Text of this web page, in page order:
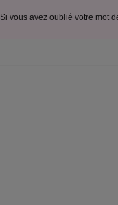
Si vous avez oublié votre mot